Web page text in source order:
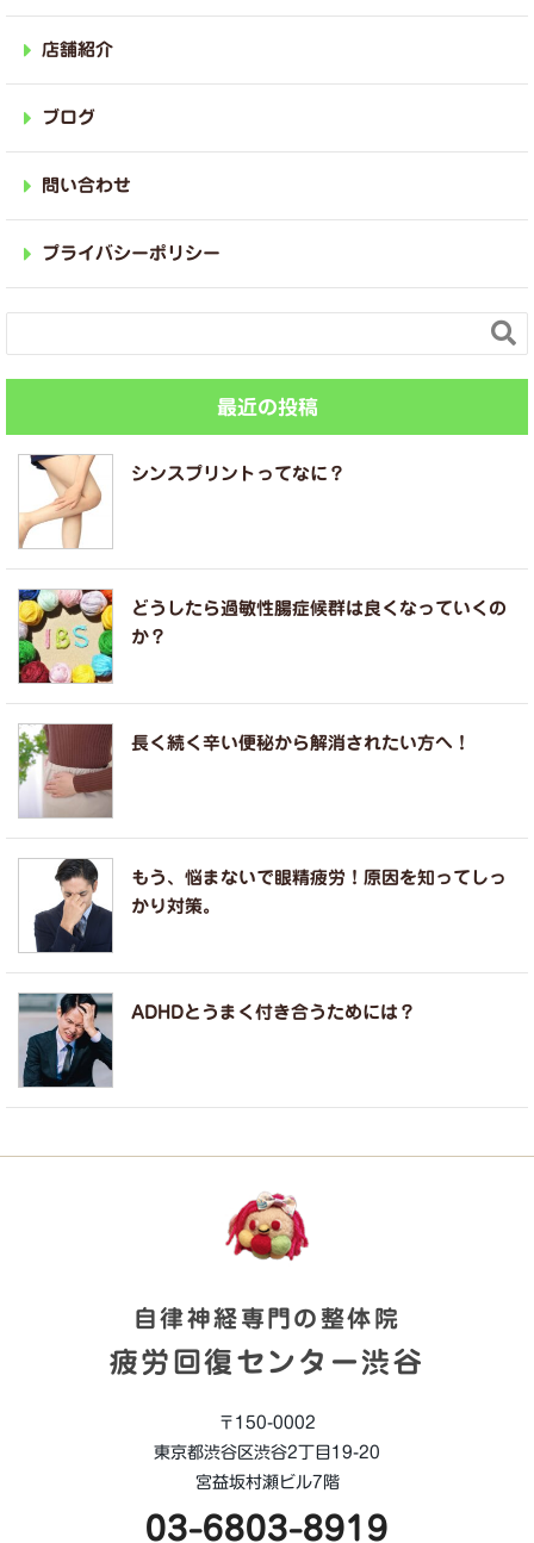
店舗紹介
ブログ
問い合わせ
プライバシーポリシー

最近の投稿
シンスプリントってなに？
どうしたら過敏性腸症候群は良くなっていくの
か？
長く続く辛い便秘から解消されたい方へ！
もう、悩まないで眼精疲労！原因を知ってしっ
かり対策。
ADHDとうまく付き合うためには？
自律神経専門の整体院
疲労回復センター渋谷
〒150-0002
東京都渋谷区渋谷2丁目19-20
宮益坂村瀬ビル7階
03-6803-8919